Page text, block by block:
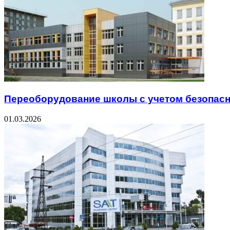
Переоборудование школы с учетом
01.03.2026